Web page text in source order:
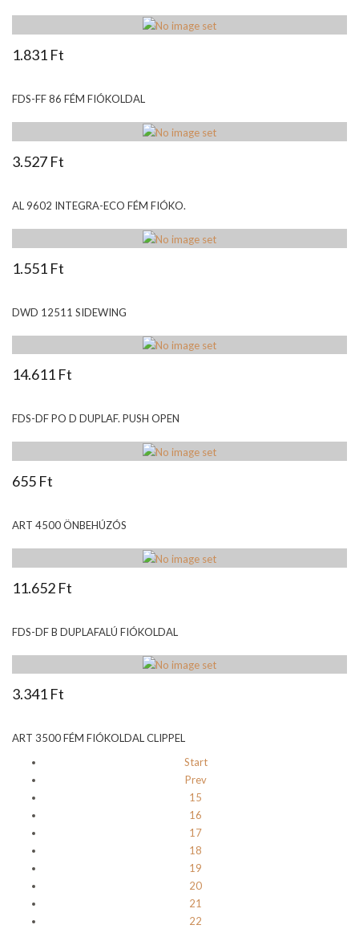
1.831 Ft
FDS-FF 86 FÉM FIÓKOLDAL
3.527 Ft
AL 9602 INTEGRA-ECO FÉM FIÓKO.
1.551 Ft
DWD 12511 SIDEWING
14.611 Ft
FDS-DF PO D DUPLAF. PUSH OPEN
655 Ft
ART 4500 ÖNBEHÚZÓS
11.652 Ft
FDS-DF B DUPLAFALÚ FIÓKOLDAL
3.341 Ft
ART 3500 FÉM FIÓKOLDAL CLIPPEL
Start
Prev
15
16
17
18
19
20
21
22